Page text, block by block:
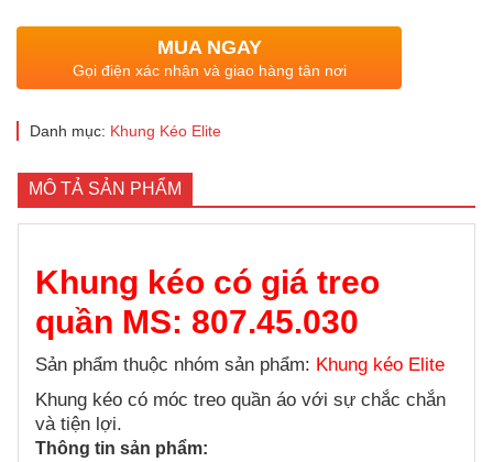
2.805.000 ₫.
2.384.250 ₫.
MUA NGAY
Gọi điện xác nhận và giao hàng tận nơi
Danh mục: Khung Kéo Elite
MÔ TẢ SẢN PHẨM
Khung kéo có giá treo
quần MS: 807.45.030
Sản phẩm thuộc nhóm sản phẩm: Khung kéo Elite
Khung kéo có móc treo quần áo với sự chắc chắn
và tiện lợi.
Thông tin sản phẩm: